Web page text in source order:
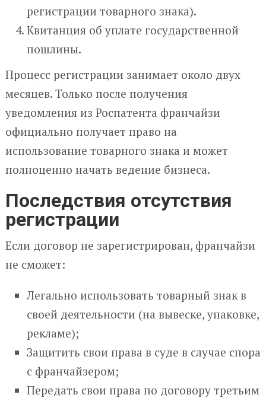
регистрации товарного знака).
Квитанция об уплате государственной
пошлины.
Процесс регистрации занимает около двух
месяцев. Только после получения
уведомления из Роспатента франчайзи
официально получает право на
использование товарного знака и может
полноценно начать ведение бизнеса.
Последствия отсутствия
регистрации
Если договор не зарегистрирован, франчайзи
не сможет:
Легально использовать товарный знак в
своей деятельности (на вывеске, упаковке,
рекламе);
Защитить свои права в суде в случае спора
с франчайзером;
Передать свои права по договору третьим